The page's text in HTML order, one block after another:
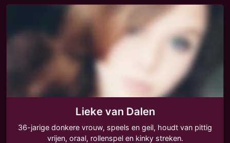
Lieke van Dalen
36-jarige donkere vrouw, speels en geil, houdt van pittig
vrijen, oraal, rollenspel en kinky streken.